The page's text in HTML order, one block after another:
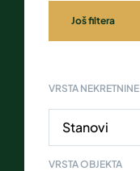
Još filtera
VRSTA NEKRETNINE
VRSTA OBJEKTA